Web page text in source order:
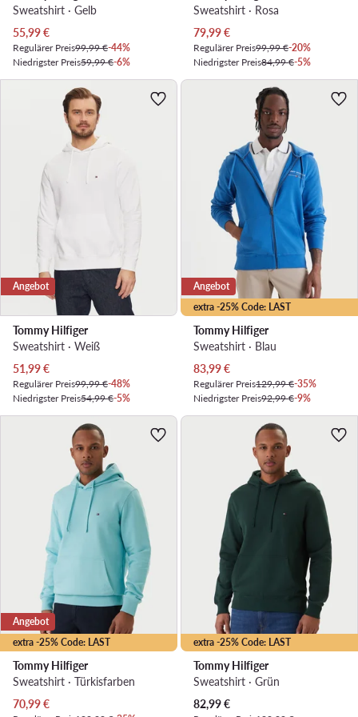
Sweatshirt · Gelb
Aktueller Preis
55,99€
Regulärer Preis99,99 €-44%
Niedrigster Preis59,99 €-6%
Sweatshirt · Rosa
Aktueller Preis
79,99€
Regulärer Preis99,99 €-20%
Niedrigster Preis84,99 €-5%
Angebot
Tommy Hilfiger
Sweatshirt · Weiß
Aktueller Preis
51,99€
Regulärer Preis99,99 €-48%
Niedrigster Preis54,99 €-5%
extra -25% Code: LAST
Angebot
Tommy Hilfiger
Sweatshirt · Blau
Aktueller Preis
83,99€
Regulärer Preis129,99 €-35%
Niedrigster Preis92,99 €-9%
extra -25% Code: LAST
Angebot
Tommy Hilfiger
Sweatshirt · Türkisfarben
Aktueller Preis
70,99€
extra -25% Code: LAST
Tommy Hilfiger
Sweatshirt · Grün
Aktueller Preis
82,99€